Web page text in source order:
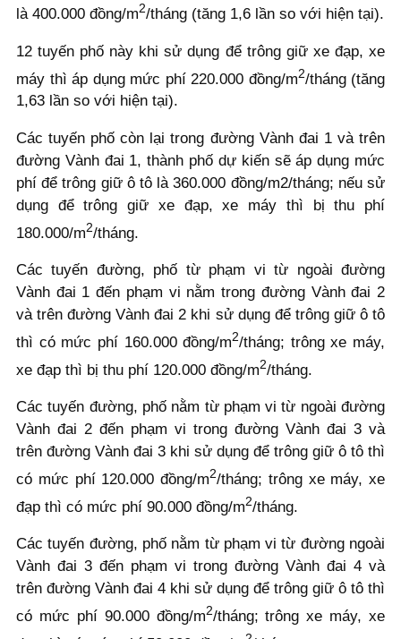
là 400.000 đồng/m2/tháng (tăng 1,6 lần so với hiện tại).
12 tuyến phố này khi sử dụng để trông giữ xe đạp, xe
máy thì áp dụng mức phí 220.000 đồng/m2/tháng (tăng
1,63 lần so với hiện tại).
Các tuyến phố còn lại trong đường Vành đai 1 và trên
đường Vành đai 1, thành phố dự kiến sẽ áp dụng mức
phí để trông giữ ô tô là 360.000 đồng/m2/tháng; nếu sử
dụng để trông giữ xe đạp, xe máy thì bị thu phí
180.000/m2/tháng.
Các tuyến đường, phố từ phạm vi từ ngoài đường
Vành đai 1 đến phạm vi nằm trong đường Vành đai 2
và trên đường Vành đai 2 khi sử dụng để trông giữ ô tô
thì có mức phí 160.000 đồng/m2/tháng; trông xe máy,
xe đạp thì bị thu phí 120.000 đồng/m2/tháng.
Các tuyến đường, phố nằm từ phạm vi từ ngoài đường
Vành đai 2 đến phạm vi trong đường Vành đai 3 và
trên đường Vành đai 3 khi sử dụng để trông giữ ô tô thì
có mức phí 120.000 đồng/m2/tháng; trông xe máy, xe
đạp thì có mức phí 90.000 đồng/m2/tháng.
Các tuyến đường, phố nằm từ phạm vi từ đường ngoài
Vành đai 3 đến phạm vi trong đường Vành đai 4 và
trên đường Vành đai 4 khi sử dụng để trông giữ ô tô thì
có mức phí 90.000 đồng/m2/tháng; trông xe máy, xe